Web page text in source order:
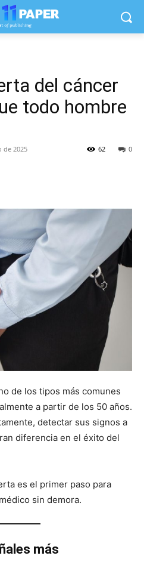
del cáncer
todo hombre
de 2025 0
62
de los tipos más comunes
a partir de los 50 años.
detectar sus signos a
diferencia en el éxito del
es el primer paso para
sin demora.
más